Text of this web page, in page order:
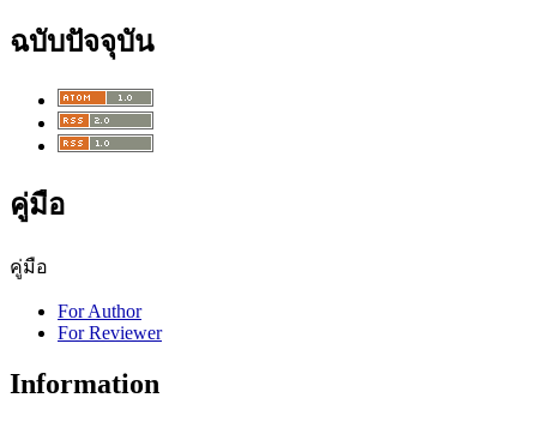
ฉบับปัจจุบัน
คู่มือ
คู่มือ
For Author
For Reviewer
Information